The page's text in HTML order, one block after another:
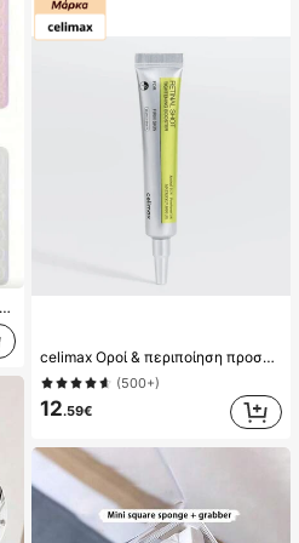
celimax Οροί & περιποίηση προσώπου
(500+)
12.59€